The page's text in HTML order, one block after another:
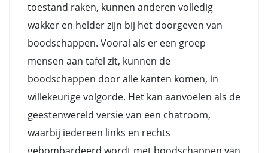
toestand raken, kunnen anderen volledig
wakker en helder zijn bij het doorgeven van
boodschappen. Vooral als er een groep
mensen aan tafel zit, kunnen de
boodschappen door alle kanten komen, in
willekeurige volgorde. Het kan aanvoelen als de
geestenwereld versie van een chatroom,
waarbij iedereen links en rechts